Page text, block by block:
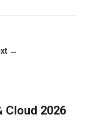
→
Cloud 2026